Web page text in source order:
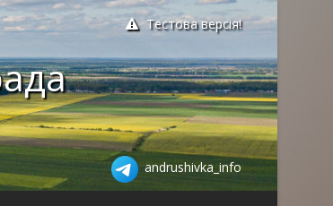
Тестова версія!
andrushivka_info